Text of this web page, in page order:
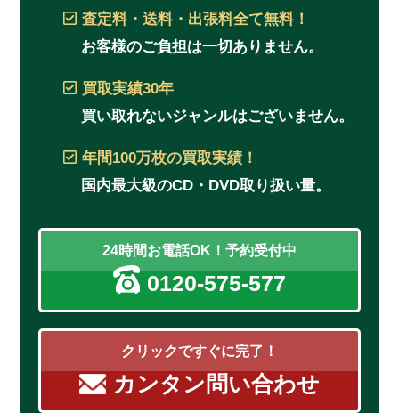
査定料・送料・出張料全て無料！
お客様のご負担は一切ありません。
買取実績30年
買い取れないジャンルはございません。
年間100万枚の買取実績！
国内最大級のCD・DVD取り扱い量。
24時間お電話OK！予約受付中
0120-575-577
クリックですぐに完了！
カンタン問い合わせ